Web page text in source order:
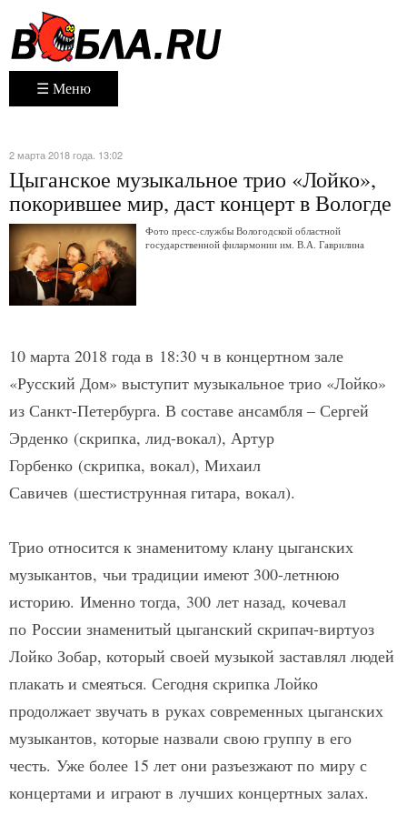
☰ Меню
2 марта 2018 года. 13:02
Цыганское музыкальное трио «Лойко»,
покорившее мир, даст концерт в Вологде
Фото пресс-службы Вологодской областной
государственной филармонии им. В.А. Гаврилина
10 марта 2018 года в 18:30 ч в концертном зале
«Русский Дом» выступит музыкальное трио «Лойко»
из Санкт-Петербурга. В составе ансамбля – Сергей
Эрденко (скрипка, лид-вокал), Артур
Горбенко (скрипка, вокал), Михаил
Савичев (шестиструнная гитара, вокал).
Трио относится к знаменитому клану цыганских
музыкантов, чьи традиции имеют 300-летнюю
историю. Именно тогда, 300 лет назад, кочевал
по России знаменитый цыганский скрипач-виртуоз
Лойко Зобар, который своей музыкой заставлял людей
плакать и смеяться. Сегодня скрипка Лойко
продолжает звучать в руках современных цыганских
музыкантов, которые назвали свою группу в его
честь. Уже более 15 лет они разъезжают по миру с
концертами и играют в лучших концертных залах.